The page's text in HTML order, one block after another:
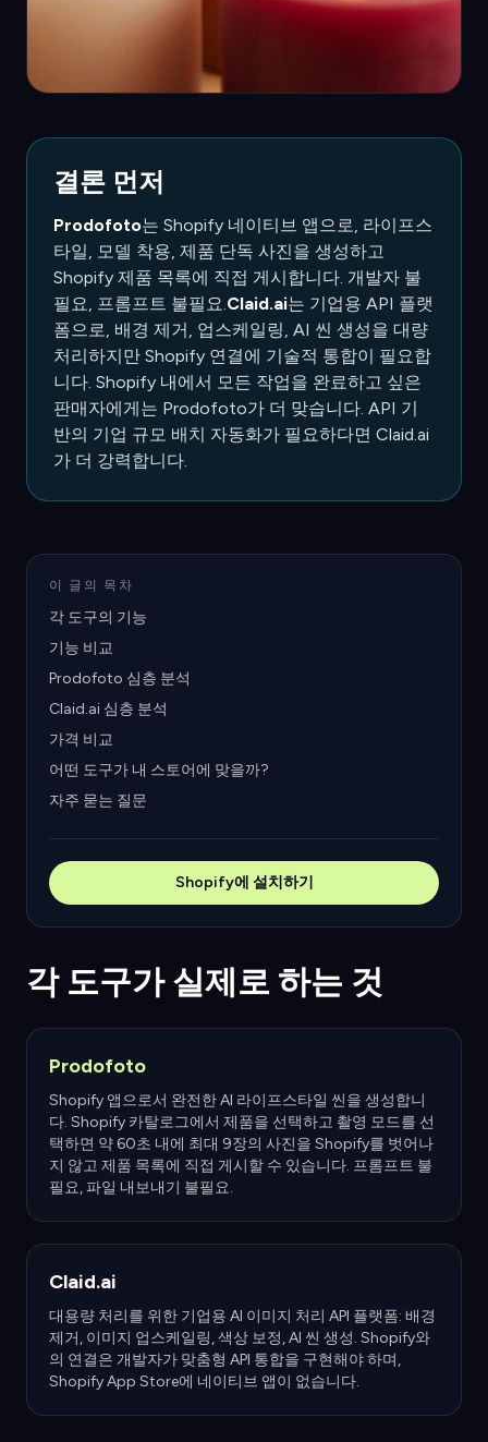
결론 먼저
Prodofoto는 Shopify 네이티브 앱으로, 라이프스
타일, 모델 착용, 제품 단독 사진을 생성하고
Shopify 제품 목록에 직접 게시합니다. 개발자 불
필요, 프롬프트 불필요. Claid.ai는 기업용 API 플랫
폼으로, 배경 제거, 업스케일링, AI 씬 생성을 대량
처리하지만 Shopify 연결에 기술적 통합이 필요합
니다. Shopify 내에서 모든 작업을 완료하고 싶은
판매자에게는 Prodofoto가 더 맞습니다. API 기
반의 기업 규모 배치 자동화가 필요하다면 Claid.ai
가 더 강력합니다.
이 글의 목차
각 도구의 기능
기능 비교
Prodofoto 심층 분석
Claid.ai 심층 분석
가격 비교
어떤 도구가 내 스토어에 맞을까?
자주 묻는 질문
Shopify에 설치하기
각 도구가 실제로 하는 것
Prodofoto
Shopify 앱으로서 완전한 AI 라이프스타일 씬을 생성합니
다. Shopify 카탈로그에서 제품을 선택하고 촬영 모드를 선
택하면 약 60초 내에 최대 9장의 사진을 Shopify를 벗어나
지 않고 제품 목록에 직접 게시할 수 있습니다. 프롬프트 불
필요, 파일 내보내기 불필요.
Claid.ai
대용량 처리를 위한 기업용 AI 이미지 처리 API 플랫폼: 배경
제거, 이미지 업스케일링, 색상 보정, AI 씬 생성. Shopify와
의 연결은 개발자가 맞춤형 API 통합을 구현해야 하며,
Shopify App Store에 네이티브 앱이 없습니다.